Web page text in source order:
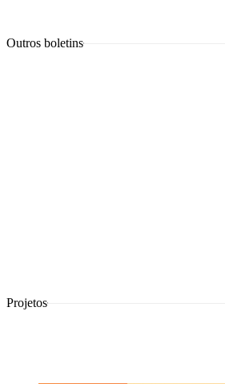
Outros boletins
Projetos